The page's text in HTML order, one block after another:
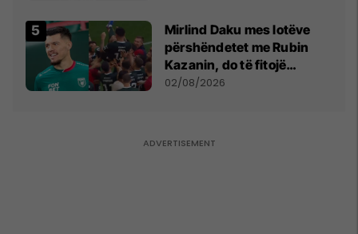
Mirlind Daku mes lotëve
përshëndetet me Rubin
Kazanin, do të fitojë
miliona te Spartak Moska
02/08/2026